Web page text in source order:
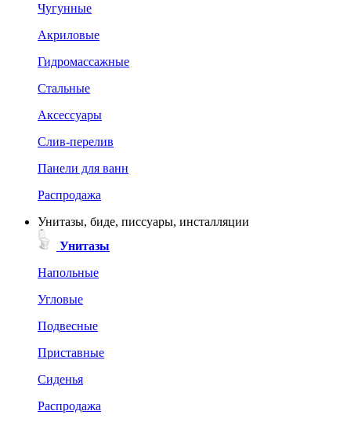
Чугунные
Акриловые
Гидромассажные
Стальные
Аксессуары
Слив-перелив
Панели для ванн
Распродажа
Унитазы, биде, писсуары, инсталляции
Унитазы
Напольные
Угловые
Подвесные
Приставные
Сиденья
Распродажа